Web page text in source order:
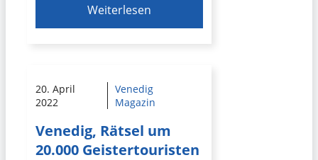
Weiterlesen
20. April
2022
Venedig
Magazin
Venedig, Rätsel um
20.000 Geistertouristen